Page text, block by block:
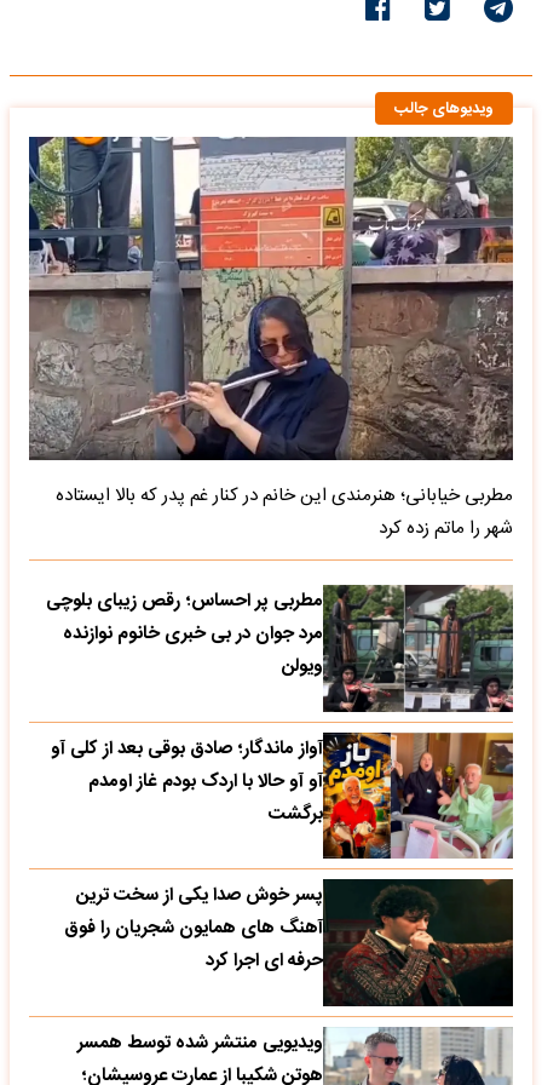
ویدیوهای جالب
مطربی خیابانی؛ هنرمندی این خانم در کنار غم پدر که بالا ایستاده
شهر را ماتم زده کرد
مطربی پر احساس؛ رقص زیبای بلوچی
مرد جوان در بی خبری خانوم نوازنده
ویولن
آواز ماندگار؛ صادق بوقی بعد از کلی آو
آو آو حالا با اردک بودم غاز اومدم
برگشت
پسر خوش صدا یکی از سخت ترین
آهنگ های همایون شجریان را فوق
حرفه ای اجرا کرد
ویدیویی منتشر شده توسط همسر
هوتن شکیبا از عمارت عروسیشان؛